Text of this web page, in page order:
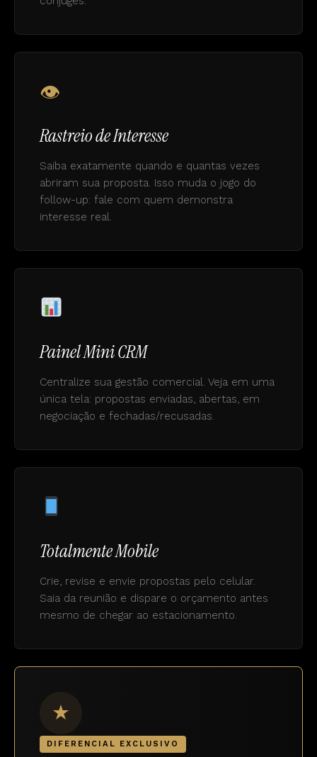
👁
Rastreio de Interesse
Saiba exatamente quando e quantas vezes
abriram sua proposta. Isso muda o jogo do
follow-up: fale com quem demonstra
interesse real.
Painel Mini CRM
Centralize sua gestão comercial. Veja em uma
única tela: propostas enviadas, abertas, em
negociação e fechadas/recusadas.
Totalmente Mobile
Crie, revise e envie propostas pelo celular.
Saia da reunião e dispare o orçamento antes
mesmo de chegar ao estacionamento.
★
DIFERENCIAL EXCLUSIVO